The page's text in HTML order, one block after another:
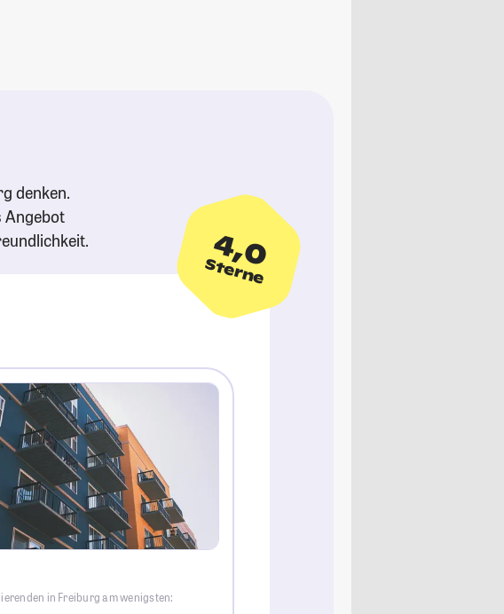
denken.
Angebot
4,0
Sterne
in Freiburg am wenigsten: